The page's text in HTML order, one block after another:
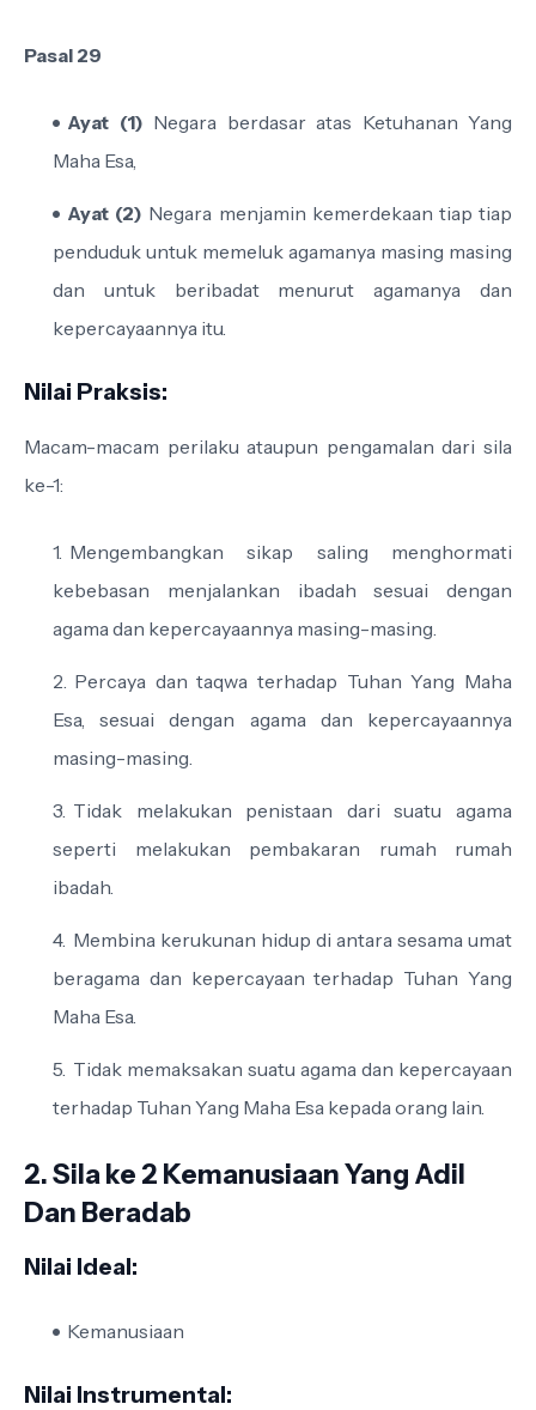
Pasal 29
Ayat (1) Negara berdasar atas Ketuhanan Yang
Maha Esa,
Ayat (2) Negara menjamin kemerdekaan tiap tiap
penduduk untuk memeluk agamanya masing masing
dan untuk beribadat menurut agamanya dan
kepercayaannya itu.
Nilai Praksis:
Macam-macam perilaku ataupun pengamalan dari sila
ke-1:
Mengembangkan sikap saling menghormati
kebebasan menjalankan ibadah sesuai dengan
agama dan kepercayaannya masing-masing.
Percaya dan taqwa terhadap Tuhan Yang Maha
Esa, sesuai dengan agama dan kepercayaannya
masing-masing.
Tidak melakukan penistaan dari suatu agama
seperti melakukan pembakaran rumah rumah
ibadah.
Membina kerukunan hidup di antara sesama umat
beragama dan kepercayaan terhadap Tuhan Yang
Maha Esa.
Tidak memaksakan suatu agama dan kepercayaan
terhadap Tuhan Yang Maha Esa kepada orang lain.
2. Sila ke 2 Kemanusiaan Yang Adil
Dan Beradab
Nilai Ideal:
Kemanusiaan
Nilai Instrumental: